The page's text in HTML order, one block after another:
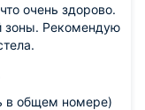
очень здорово.
зоны. Рекомендую
в общем номере)